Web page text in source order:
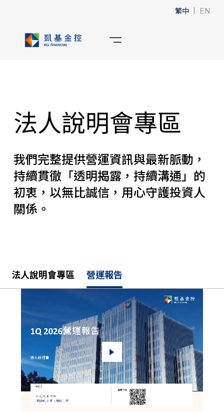
繁中 | EN
法人說明會專區
我們完整提供營運資訊與最新脈動，
持續貫徹「透明揭露，持續溝通」的
初衷，以無比誠信，用心守護投資人
關係。
法人說明會專區 營運報告